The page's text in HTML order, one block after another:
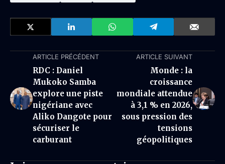
ARTICLE PRÉCÉDENT
RDC : Daniel
Mukoko Samba
explore une piste
nigériane avec
Aliko Dangote pour
sécuriser le
carburant
ARTICLE SUIVANT
Monde : la
croissance
mondiale attendue
à 3,1 % en 2026,
sous pression des
tensions
géopolitiques